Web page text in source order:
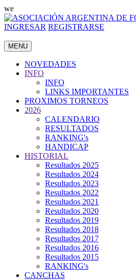
we
INGRESAR REGISTRARSE
MENU
NOVEDADES
INFO
INFO
LINKS IMPORTANTES
PROXIMOS TORNEOS
2026
CALENDARIO
RESULTADOS
RANKING's
HANDICAP
HISTORIAL
Resultados 2025
Resultados 2024
Resultados 2023
Resultados 2022
Resultados 2021
Resultados 2020
Resultados 2019
Resultados 2018
Resultados 2017
Resultados 2016
Resultados 2015
RANKING's
CANCHAS